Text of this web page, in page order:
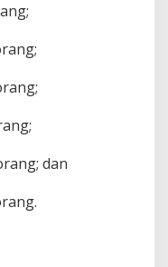
dan